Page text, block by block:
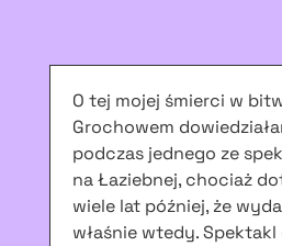
O tej mojej śmierci w
Grochowem
podczas jednego ze
na Łaziebnej, chociaż
wiele lat później, że
właśnie wtedy.